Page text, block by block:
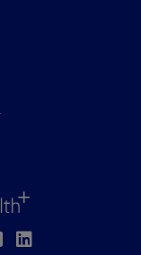
BSL
Facebook
Linkedin